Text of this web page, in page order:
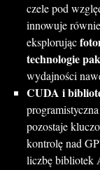
czele pod
innowuje
eksplorując
technologie
wydajności
CUDA i
programistyczna
pozostaje
kontrolę nad
liczbę bibliotek